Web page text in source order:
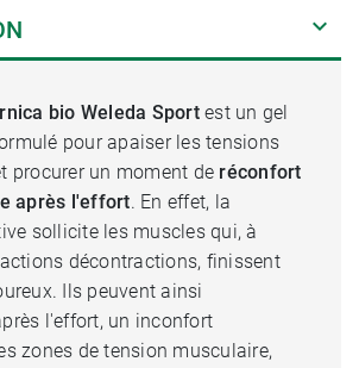
bio Weleda Sportest un gel
pour apaiser les tensions
procurer un moment de réconfort
après l'effort. En effet, la
sollicite les muscles qui, à
décontractions, finissent
Ils peuvent ainsi
l'effort, un inconfort
zones de tension musculaire,